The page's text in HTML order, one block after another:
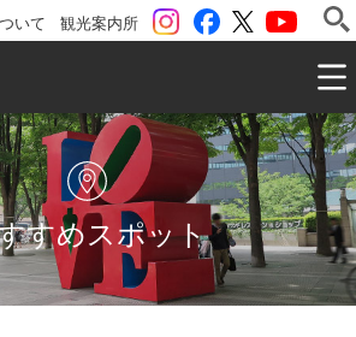
ツイッター
Facebook
instagram
観光案内所
いて
団法人 新宿観光振興協会 Shinjuku
すめスポット